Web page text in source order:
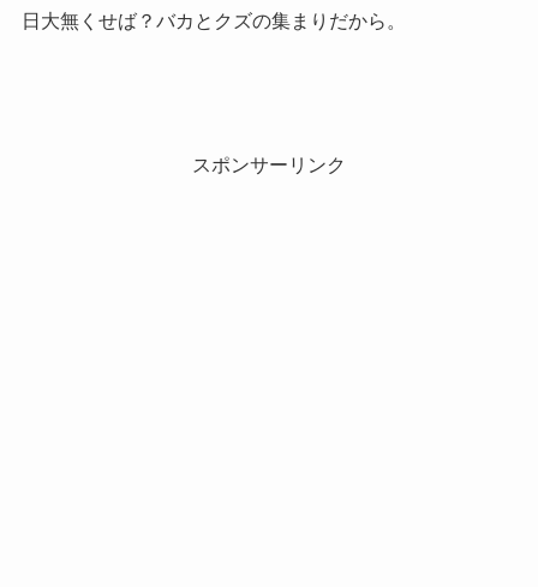
日大無くせば？バカとクズの集まりだから。
スポンサーリンク